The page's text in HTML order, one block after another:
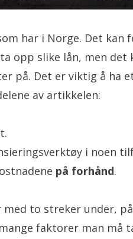
har i Norge. Det
opp slike lån, men
på. Det er viktig å ha
av artikkelen:
i noen
på forhånd.
med to streker under,
faktorer man må